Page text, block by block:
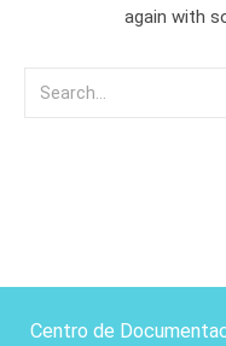
again with
Centro de